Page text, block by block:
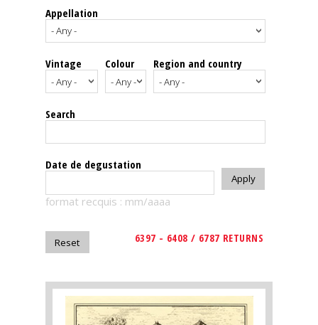
Our
events
Spirits
Tasting
reviews
The
magazine
Magazine
Appellation
Vintage Colour Region and country
Search
Date de degustation
format recquis : mm/aaaa
6397 - 6408 / 6787 RETURNS